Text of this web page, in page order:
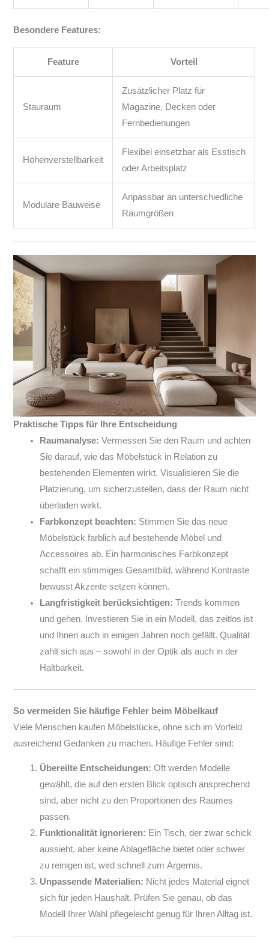
Besondere Features:
Feature Vorteil
Stauraum
Zusätzlicher Platz für
Magazine, Decken oder
Fernbedienungen
Höhenverstellbarkeit
Flexibel einsetzbar als Esstisch
oder Arbeitsplatz
Modulare Bauweise
Anpassbar an unterschiedliche
Raumgrößen
Praktische Tipps für Ihre Entscheidung
Raumanalyse: Vermessen Sie den Raum und achten
Sie darauf, wie das Möbelstück in Relation zu
bestehenden Elementen wirkt. Visualisieren Sie die
Platzierung, um sicherzustellen, dass der Raum nicht
überladen wirkt.
Farbkonzept beachten: Stimmen Sie das neue
Möbelstück farblich auf bestehende Möbel und
Accessoires ab. Ein harmonisches Farbkonzept
schafft ein stimmiges Gesamtbild, während Kontraste
bewusst Akzente setzen können.
Langfristigkeit berücksichtigen: Trends kommen
und gehen. Investieren Sie in ein Modell, das zeitlos ist
und Ihnen auch in einigen Jahren noch gefällt. Qualität
zahlt sich aus – sowohl in der Optik als auch in der
Haltbarkeit.
So vermeiden Sie häufige Fehler beim Möbelkauf
Viele Menschen kaufen Möbelstücke, ohne sich im Vorfeld
ausreichend Gedanken zu machen. Häufige Fehler sind:
Übereilte Entscheidungen: Oft werden Modelle
gewählt, die auf den ersten Blick optisch ansprechend
sind, aber nicht zu den Proportionen des Raumes
passen.
Funktionalität ignorieren: Ein Tisch, der zwar schick
aussieht, aber keine Ablagefläche bietet oder schwer
zu reinigen ist, wird schnell zum Ärgernis.
Unpassende Materialien: Nicht jedes Material eignet
sich für jeden Haushalt. Prüfen Sie genau, ob das
Modell Ihrer Wahl pflegeleicht genug für Ihren Alltag ist.